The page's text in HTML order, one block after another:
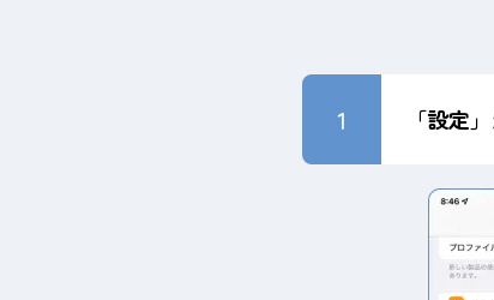
1 「設定